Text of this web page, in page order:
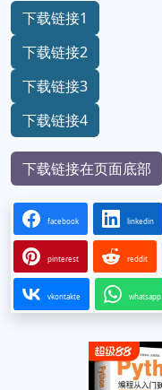
下载链接1
下载链接2
下载链接3
下载链接4
下载链接在页面底部
facebook linkedin
pinterest reddit
vkontakte whatsapp